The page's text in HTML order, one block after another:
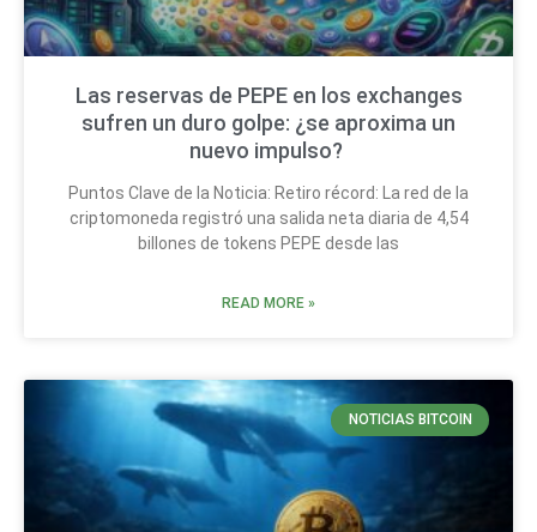
Las reservas de PEPE en los exchanges
sufren un duro golpe: ¿se aproxima un
nuevo impulso?
Puntos Clave de la Noticia: Retiro récord: La red de la
criptomoneda registró una salida neta diaria de 4,54
billones de tokens PEPE desde las
READ MORE »
NOTICIAS BITCOIN